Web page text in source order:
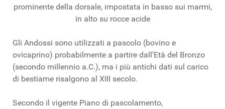
prominente della dorsale, impostata in basso sui marmi,
in alto su rocce acide
Gli Andossi sono utilizzati a pascolo (bovino e
ovicaprino) probabilmente a partire dall’Età del Bronzo
(secondo millennio a.C.), ma i più antichi dati sul carico
di bestiame risalgono al XIII secolo.
Secondo il vigente Piano di pascolamento,